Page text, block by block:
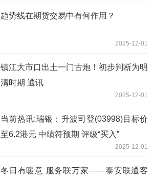
趋势线在期货交易中有何作用？
2025-12-01
镇江大市口出土一门古炮！初步判断为明
清时期 通讯
2025-12-01
当前热讯:瑞银：升波司登(03998)目标价
至6.2港元 中绩符预期 评级“买入”
2025-12-01
冬日有暖意 服务联万家——泰安联通客